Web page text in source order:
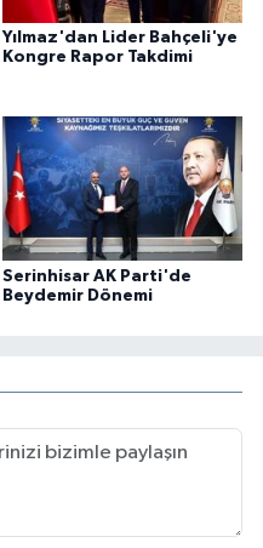
Yılmaz'dan Lider Bahçeli'ye
Kongre Rapor Takdimi
Serinhisar AK Parti'de
Beydemir Dönemi